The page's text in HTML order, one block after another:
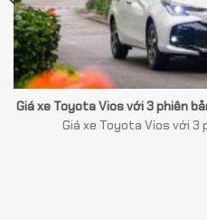
Giá xe Toyota Vios với 3 phiên
Giá xe Toyota Vios với 3